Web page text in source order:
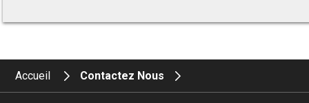
Accueil Contactez Nous